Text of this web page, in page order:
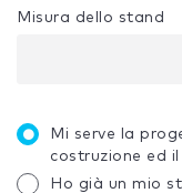
Misura dello stand
Mi serve la
costruzione ed
Ho già un mio